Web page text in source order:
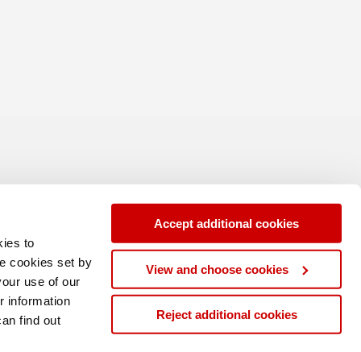
to
cookies set by
use of our
information
find out
Accept additional cookies
View and choose cookies
Reject additional cookies